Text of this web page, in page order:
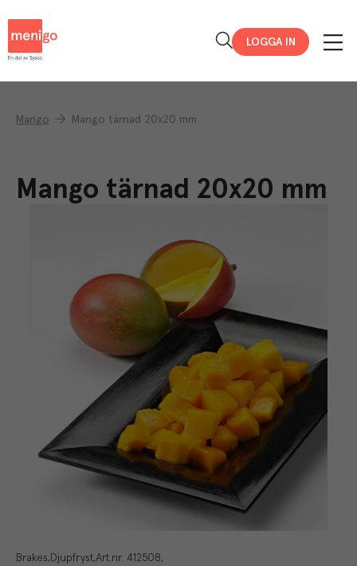
LOGGA IN
Mango Mango tärnad 20x20 mm
Mango tärnad 20x20 mm
Brakes Djupfryst Art.nr. 412508